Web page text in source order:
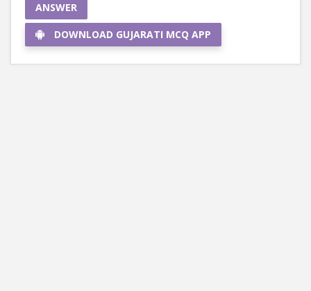
ANSWER
DOWNLOAD GUJARATI MCQ APP